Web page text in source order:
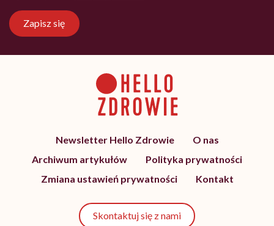
Zapisz się
Newsletter Hello Zdrowie
O nas
Archiwum artykułów
Polityka prywatności
Zmiana ustawień prywatności
Kontakt
Skontaktuj się z nami